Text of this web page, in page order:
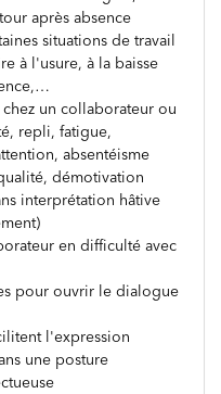
après absence
situations de travail
à l'usure, à la baisse
un collaborateur ou
repli, fatigue,
absentéisme
démotivation
interprétation hâtive
en difficulté avec
pour ouvrir le dialogue
l'expression
une posture